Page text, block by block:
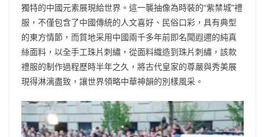
獨特的中國元素展現給世界。這一襲抽像為時裝的“紫禁城”禮
服，不僅包含了中國傳統的人文喜好、民俗口彩，具有典型
的東方情節，而質地采用中國兩千多年前即名聞遐邇的純真
絲面料，以全手工珠片刺繡，從面料織造到珠片刺繡，該款
禮服的制作過程歷時半年之久，將古代皇家的尊嚴與秀美展
現得淋漓盡致，讓世界領略中華神韻的別樣風采。